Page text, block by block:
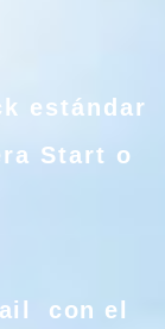
estándar
Start o
con el